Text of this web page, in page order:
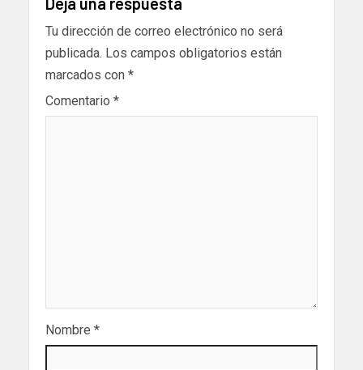
Tu dirección de correo electrónico no será
publicada. Los campos obligatorios están
marcados con *
Comentario *
Nombre *